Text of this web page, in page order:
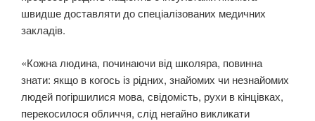
швидше доставляти до спеціалізованих медичних
закладів.
«Кожна людина, починаючи від школяра, повинна
знати: якщо в когось із рідних, знайомих чи незнайомих
людей погіршилися мова, свідомість, рухи в кінцівках,
перекосилося обличчя, слід негайно викликати